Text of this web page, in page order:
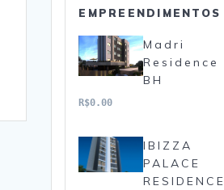
EMPREENDIMENTOS
Madri
Residence
BH
R$0.00
IBIZZA
PALACE
RESIDENCE